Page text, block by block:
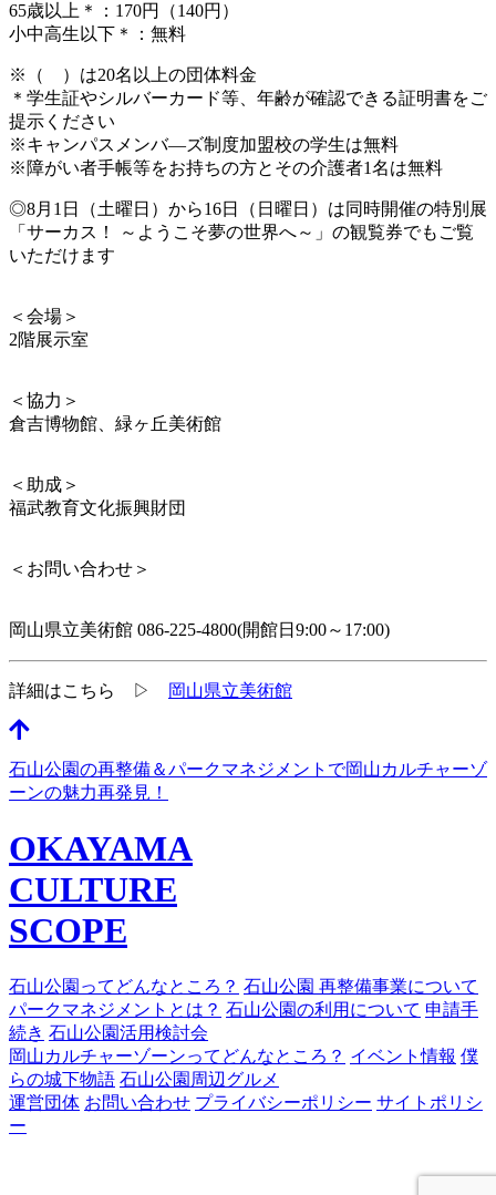
65歳以上＊：170円（140円）
小中高生以下＊：無料
※（ ）は20名以上の団体料金
＊学生証やシルバーカード等、年齢が確認できる証明書をご
提示ください
※キャンパスメンバ―ズ制度加盟校の学生は無料
※障がい者手帳等をお持ちの方とその介護者1名は無料
◎8月1日（土曜日）から16日（日曜日）は同時開催の特別展
「サーカス！ ～ようこそ夢の世界へ～」の観覧券でもご覧
いただけます
＜会場＞
2階展示室
＜協力＞
倉吉博物館、緑ヶ丘美術館
＜助成＞
福武教育文化振興財団
＜お問い合わせ＞
岡山県立美術館 086-225-4800(開館日9:00～17:00)
詳細はこちら ▷ 岡山県立美術館
石山公園の再整備＆パークマネジメントで岡山カルチャーゾ
ーンの魅力再発見！
OKAYAMA
CULTURE
SCOPE
石山公園ってどんなところ？ 石山公園 再整備事業について
パークマネジメントとは？ 石山公園の利用について 申請手
続き 石山公園活用検討会
岡山カルチャーゾーンってどんなところ？ イベント情報 僕
らの城下物語 石山公園周辺グルメ
運営団体 お問い合わせ プライバシーポリシー サイトポリシ
ー